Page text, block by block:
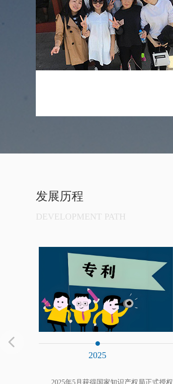
发展历程
DEVELOPMENT PATH
2025年5月获得国家知识产权局正式授权
2025